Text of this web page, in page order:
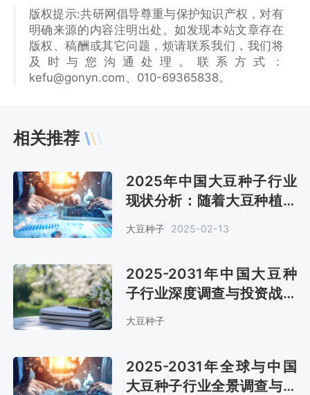
版权提示:共研网倡导尊重与保护知识产权，对有
明确来源的内容注明出处。如发现本站文章存在
版权、稿酬或其它问题，烦请联系我们，我们将
及时与您沟通处理。联系方式：
kefu@gonyn.com、010-69365838。
相关推荐
2025年中国大豆种子行业
现状分析：随着大豆种植面
量达90.57万吨[图]
大豆种子 2025-02-13
2025-2031年中国大豆种
子行业深度调查与投资战略
研究报告
大豆种子
2025-2031年全球与中国
大豆种子行业全景调查与投